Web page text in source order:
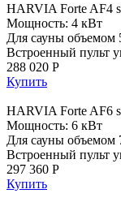
HARVIA Forte AF4
Мощность: 4 кВт
Для сауны объемом
Встроенный пульт
288 020 Р
Купить
HARVIA Forte AF6
Мощность: 6 кВт
Для сауны объемом
Встроенный пульт
297 360 Р
Купить